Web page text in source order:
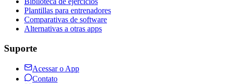
Plantillas para entrenadores
Comparativas de software
Alternativas a otras apps
Suporte
Acessar o App
Contato